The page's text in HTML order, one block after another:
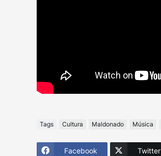
Tags Cultura Maldonado Música
Facebook Twitter